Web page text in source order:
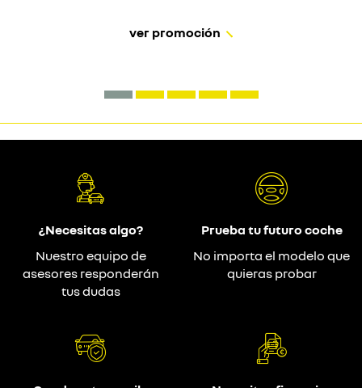
ver promoción
¿Necesitas algo?
Nuestro equipo de
asesores responderán
tus dudas
Prueba tu futuro coche
No importa el modelo que
quieras probar